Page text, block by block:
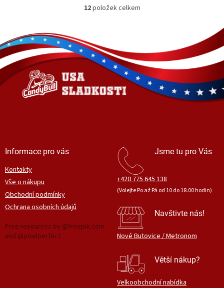
O
d
a
c
p
r
12položek celkem
á
p
a
í
Informace pro vás
Kontakty
Vše o nákupu
Obchodní podmínky
Ochrana osobních údajů
Free resources by @freepik.com
and @pixelperfect
Jsme tu pro Vás
+420 775 645 138
(Volejte Po až Pá od 10 do 18.00 hodin)
Navštivte nás!
Nové Butovice / Metronom
Větší nákup?
Velkoobchodní nabídka